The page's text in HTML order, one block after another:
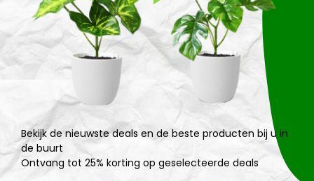
Bekijk de nieuwste deals en de beste producten bij u in
de buurt
Ontvang tot 25% korting op geselecteerde deals